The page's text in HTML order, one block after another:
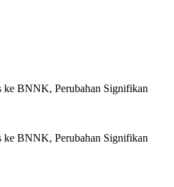
BNNK, Perubahan Signifikan
BNNK, Perubahan Signifikan